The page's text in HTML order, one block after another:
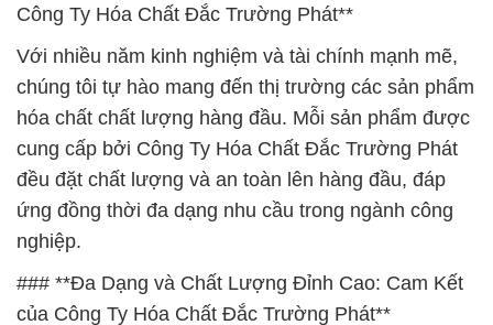
Công Ty Hóa Chất Đắc Trường Phát**
Với nhiều năm kinh nghiệm và tài chính mạnh mẽ,
chúng tôi tự hào mang đến thị trường các sản phẩm
hóa chất chất lượng hàng đầu. Mỗi sản phẩm được
cung cấp bởi Công Ty Hóa Chất Đắc Trường Phát
đều đặt chất lượng và an toàn lên hàng đầu, đáp
ứng đồng thời đa dạng nhu cầu trong ngành công
nghiệp.
### **Đa Dạng và Chất Lượng Đỉnh Cao: Cam Kết
của Công Ty Hóa Chất Đắc Trường Phát**